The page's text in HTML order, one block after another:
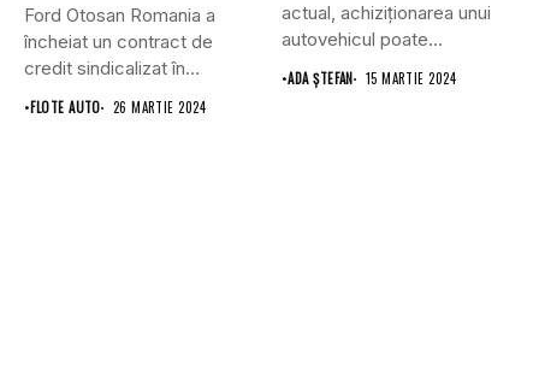
Ford Otosan Romania a
încheiat un contract de
credit sindicalizat în
valoare...
•FLOTE AUTO 26 MARTIE 2024
actual, achiziționarea unui
autovehicul poate
reprezenta o investiție
considerabilă...
•ADA ȘTEFAN 15 MARTIE 2024